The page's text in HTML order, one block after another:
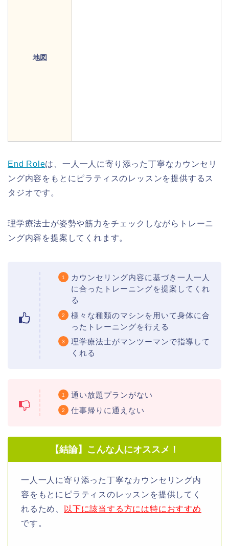
地図
End Roleは、一人一人に寄り添った丁寧なカウンセリ
ング内容をもとにピラティスのレッスンを提供するス
タジオです。
理学療法士が姿勢や筋力をチェックしながらトレーニ
ング内容を提案してくれます。
カウンセリング内容に基づき一人一人
に合ったトレーニングを提案してくれ
る
様々な種類のマシンを用いて身体に合
ったトレーニングを行える
理学療法士がマンツーマンで指導して
くれる
通い放題プランがない
仕事帰りに通えない
【結論】こんな人にオススメ！
一人一人に寄り添った丁寧なカウンセリング内
容をもとにピラティスのレッスンを提供してく
れるため、
以下に該当する方には特におすすめ
です。